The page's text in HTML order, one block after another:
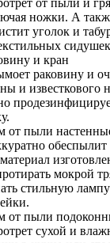
ножки. А
уголок и
и кран
раковину и
и известкового
от пыли
обеспылит
мокрой
стильную
от пыли
сухой и